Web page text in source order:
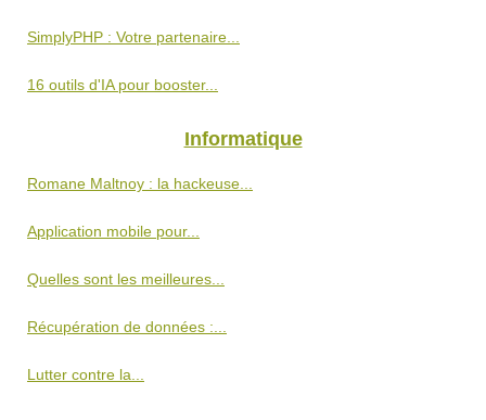
SimplyPHP : Votre partenaire...
16 outils d'IA pour booster...
Informatique
Romane Maltnoy : la hackeuse...
Application mobile pour...
Quelles sont les meilleures...
Récupération de données :...
Lutter contre la...